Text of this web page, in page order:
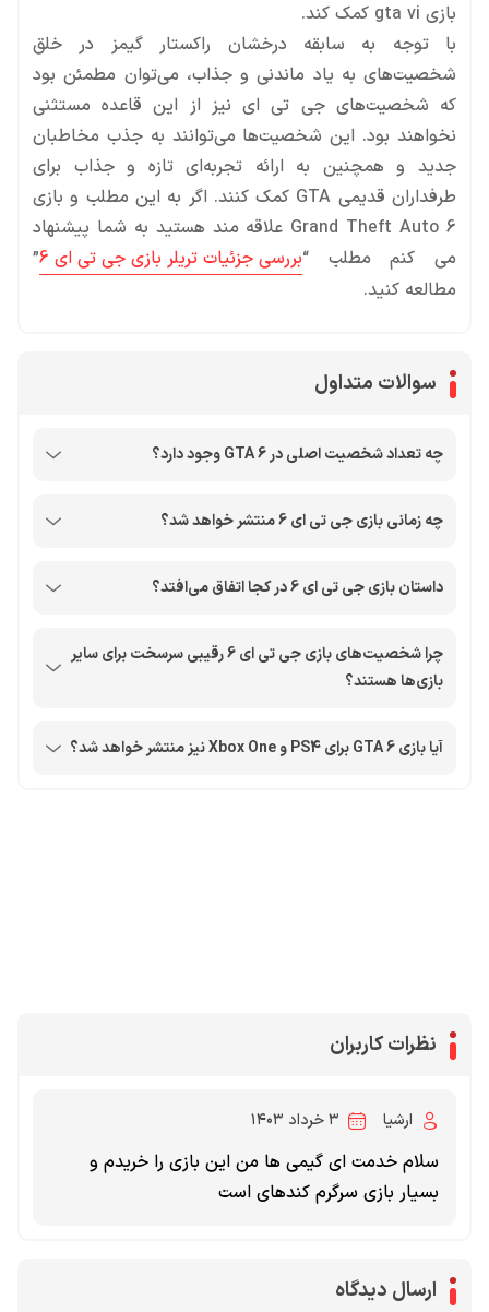
بازی gta vi کمک کند.
با توجه به سابقه درخشان راکستار گیمز در خلق
شخصیت‌های به یاد ماندنی و جذاب، می‌توان مطمئن بود
که شخصیت‌های جی تی ای نیز از این قاعده مستثنی
نخواهند بود. این شخصیت‌ها می‌توانند به جذب مخاطبان
جدید و همچنین به ارائه تجربه‌ای تازه و جذاب برای
طرفداران قدیمی GTA کمک کنند. اگر به این مطلب و بازی
Grand Theft Auto 6 علاقه مند هستید به شما پیشنهاد
می کنم مطلب “بررسی جزئیات تریلر بازی جی تی ای 6
”
مطالعه کنید.
سوالات متداول
چه تعداد شخصیت اصلی در GTA 6 وجود دارد؟
چه زمانی بازی جی تی ای 6 منتشر خواهد شد؟
داستان بازی جی تی ای 6 در کجا اتفاق می‌افتد؟
چرا شخصیت‌های بازی جی تی ای 6 رقیبی سرسخت برای سایر
بازی‌ها هستند؟
آیا بازی GTA 6 برای PS4 و Xbox One نیز منتشر خواهد شد؟
نظرات کاربران
ارشیا ۳ خرداد ۱۴۰۳
سلام خدمت ای گیمی ها من این بازی را خریدم و
بسیار بازی سرگرم کندهای است
ارسال دیدگاه